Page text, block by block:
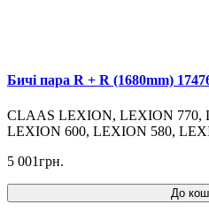
Бичі пара R + R (1680mm)
CLAAS LEXION, LEXION 770,
LEXION 600, LEXION 580,
5 001грн.
До